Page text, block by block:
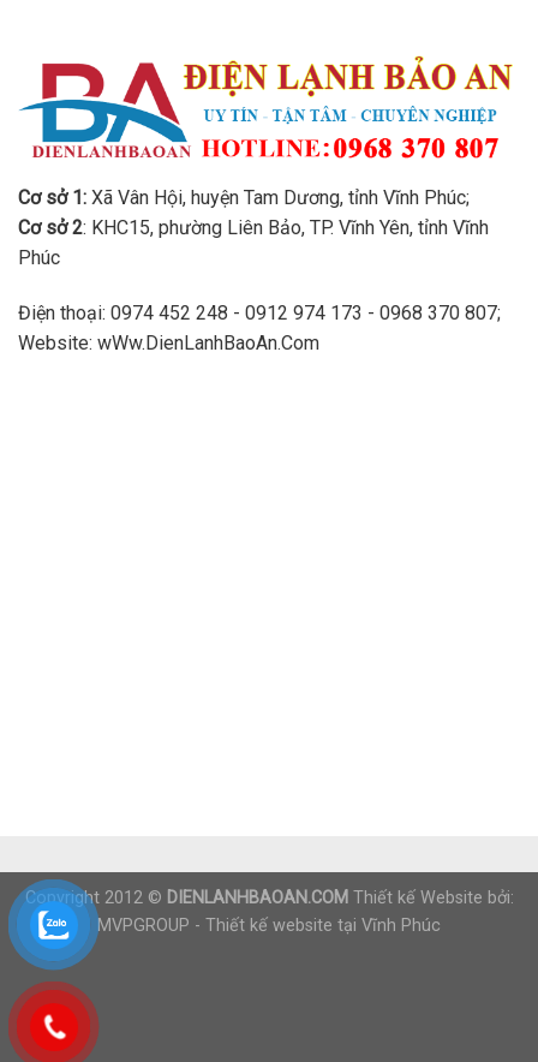
Cơ sở 1: Xã Vân Hội, huyện Tam Dương, tỉnh Vĩnh Phúc;
Cơ sở 2: KHC15, phường Liên Bảo, TP. Vĩnh Yên, tỉnh Vĩnh
Phúc
Điện thoại: 0974 452 248 - 0912 974 173 - 0968 370 807;
Website: wWw.DienLanhBaoAn.Com
Copyright 2012 © DIENLANHBAOAN.COM Thiết kế Website bởi:
MVPGROUP - Thiết kế website tại Vĩnh Phúc